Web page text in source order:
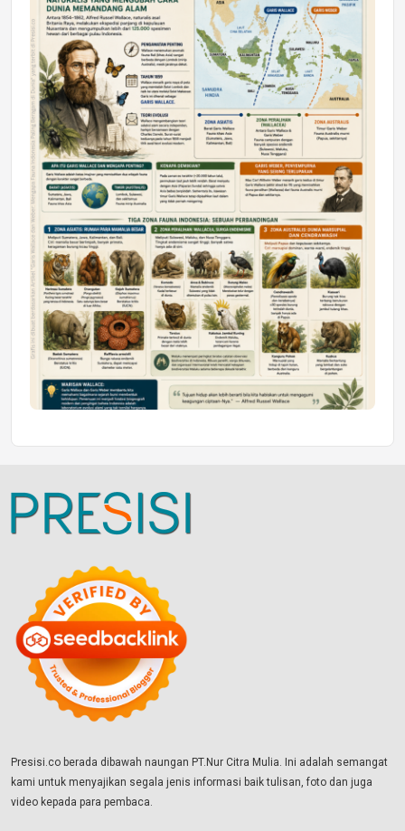
DAERAH
Astra Motor Kalimantan Timur 2 Dukung
Mahasiswa Samarinda dalam Astra
Honda SDGs Future Leaders 2026
Jumat, 10 Jul 2026 19:01
Presisi.co berada dibawah naungan PT.Nur Citra Mulia. Ini adalah semangat
kami untuk menyajikan segala jenis informasi baik tulisan, foto dan juga
video kepada para pembaca.